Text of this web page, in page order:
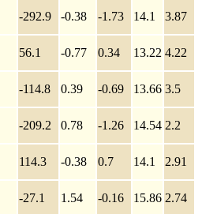
-292.9 -0.38 -1.73 14.1 3.87
56.1 -0.77 0.34 13.22 4.22
-114.8 0.39 -0.69 13.66 3.5
-209.2 0.78 -1.26 14.54 2.2
114.3 -0.38 0.7 14.1 2.91
-27.1 1.54 -0.16 15.86 2.74